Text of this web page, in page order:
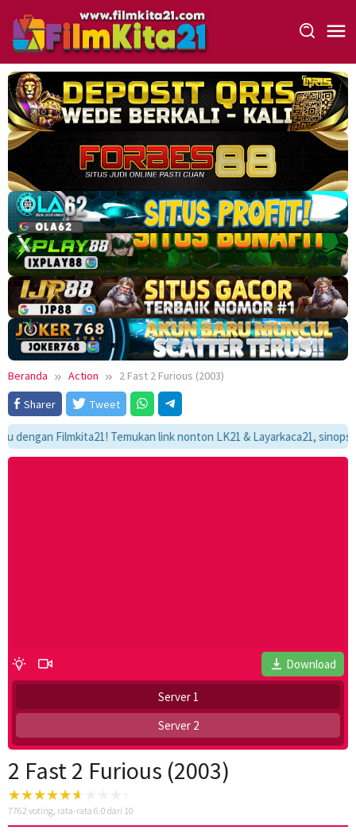
konten
Beranda Action
2 Fast 2 Furious (2003)
Sharer
Tweet
Filmkita21! Temukan link nonton LK21 & Layarkaca21, sinopsis
Download
Server 1
Server 2
2 Fast 2 Furious (2003)
7762 voting, rata-rata 6.0 dari 10